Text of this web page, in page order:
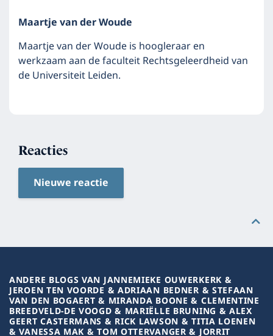
Maartje van der Woude
Maartje van der Woude is hoogleraar en
werkzaam aan de faculteit Rechtsgeleerdheid van
de Universiteit Leiden.
Reacties
Nieuwe reactie
ANDERE BLOGS VAN JANNEMIEKE OUWERKERK &
JEROEN TEN VOORDE & ADRIAAN BEDNER & STEFAAN
VAN DEN BOGAERT & MIRANDA BOONE & CLEMENTINE
BREEDVELD-DE VOOGD & MARIËLLE BRUNING & ALEX
GEERT CASTERMANS & RICK LAWSON & TITIA LOENEN
& VANESSA MAK & TOM OTTERVANGER & JORRIT